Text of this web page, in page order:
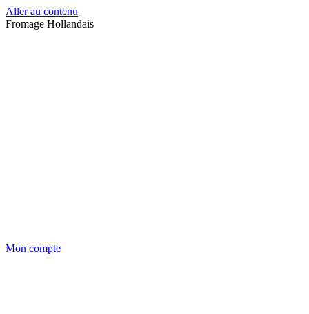
Aller au contenu
Fromage Hollandais
Mon compte